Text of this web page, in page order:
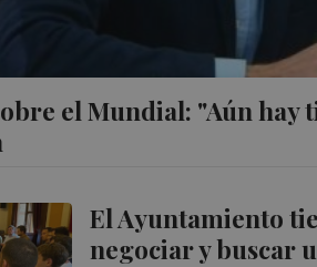
el Mundial: "Aún
El Ayuntamiento
negociar y buscar